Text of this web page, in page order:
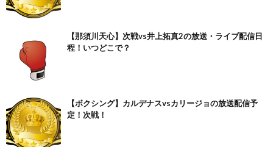
【那須川天心】次戦vs井上拓真2の放送・ライブ配信日
程！いつどこで？
【ボクシング】カルデナスvsカリージョの放送配信予
定！次戦！